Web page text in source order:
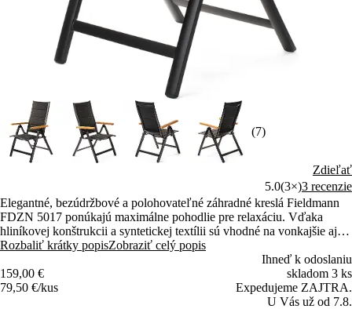
(7)
Zdieľať
5.0(3×)3 recenzie
Elegantné, bezúdržbové a polohovateľné záhradné kreslá Fieldmann
FDZN 5017 ponúkajú maximálne pohodlie pre relaxáciu. Vďaka
hliníkovej konštrukcii a syntetickej textílii sú vhodné na vonkajšie aj
vnútorné použitie. Nastaviteľná opierka umožňuje výber zo 7 polôh.
Rozbaliť krátky popisZobraziť celý popis
159,00 €
79,50 €/kus
Ihneď k odoslaniu
skladom 3 ks
Expedujeme ZAJTRA.
U Vás už od 7.8.